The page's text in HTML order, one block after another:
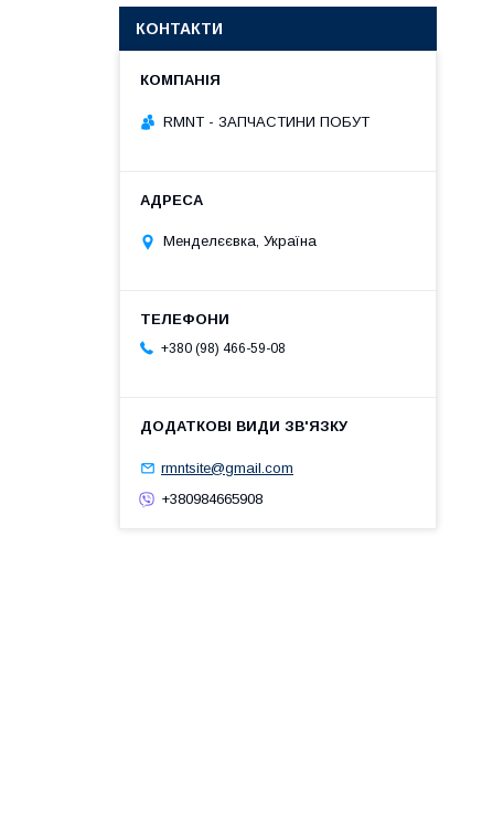
КОНТАКТИ
RMNT - ЗАПЧАСТИНИ ПОБУТ
Менделєєвка, Україна
+380 (98) 466-59-08
rmntsite@gmail.com
+380984665908